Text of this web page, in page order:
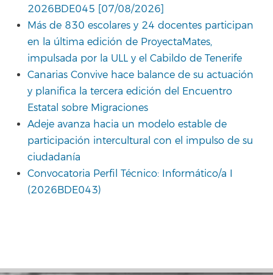
2026BDE045 [07/08/2026]
Más de 830 escolares y 24 docentes participan
en la última edición de ProyectaMates,
impulsada por la ULL y el Cabildo de Tenerife
Canarias Convive hace balance de su actuación
y planifica la tercera edición del Encuentro
Estatal sobre Migraciones
Adeje avanza hacia un modelo estable de
participación intercultural con el impulso de su
ciudadanía
Convocatoria Perfil Técnico: Informático/a I
(2026BDE043)